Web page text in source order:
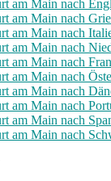
am Main nach
am Main nach
am Main nach
am Main nach
am Main nach
am Main nach
am Main nach
am Main nach
am Main nach
am Main nach